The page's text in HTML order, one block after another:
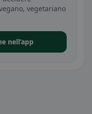
vegetariano
nell’app